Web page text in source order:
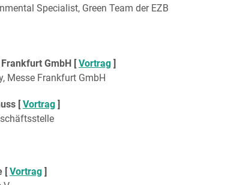
Specialist, Green Team der EZB
GmbH [Vortrag ]
Messe Frankfurt GmbH
[Vortrag ]
[Vortrag ]